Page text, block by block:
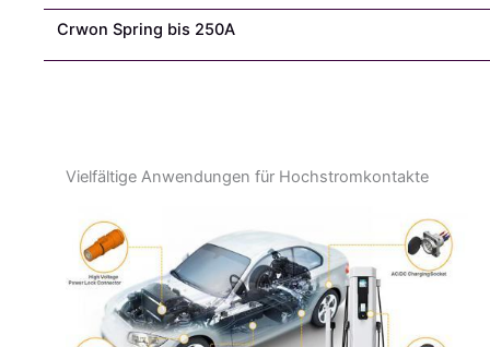
Crwon Spring bis 250A
Vielfältige Anwendungen für Hochstromkontakte